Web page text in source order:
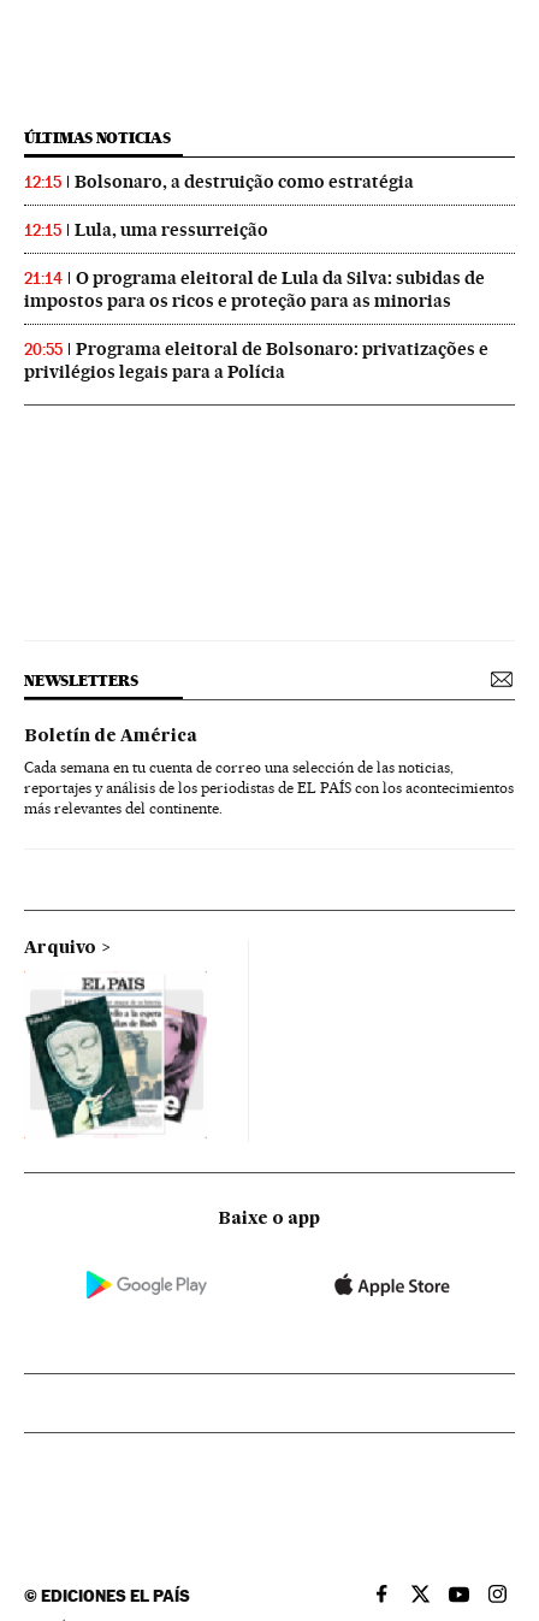
ÚLTIMAS NOTICIAS
12:15 Bolsonaro, a destruição como estratégia
12:15 Lula, uma ressurreição
21:14
O programa eleitoral de Lula da Silva: subidas de
impostos para os ricos e proteção para as minorias
20:55
Programa eleitoral de Bolsonaro: privatizações e
privilégios legais para a Polícia
NEWSLETTERS
Boletín de América
Cada semana en tu cuenta de correo una selección de las noticias,
reportajes y análisis de los periodistas de EL PAÍS con los acontecimientos
más relevantes del continente.
Arquivo
Baixe o app
©EDICIONES EL PAÍS EL PAÍS BRASIL EN
EL PAÍSEL PAÍS
EL